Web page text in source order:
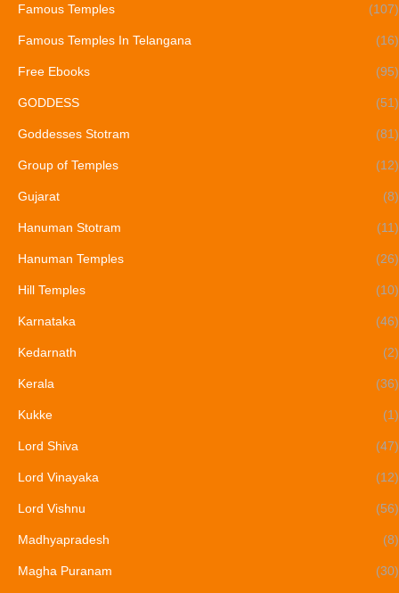
Famous Temples (107)
Famous Temples In Telangana (16)
Free Ebooks (95)
GODDESS (51)
Goddesses Stotram (81)
Group of Temples (12)
Gujarat (8)
Hanuman Stotram (11)
Hanuman Temples (26)
Hill Temples (10)
Karnataka (46)
Kedarnath (2)
Kerala (36)
Kukke (1)
Lord Shiva (47)
Lord Vinayaka (12)
Lord Vishnu (56)
Madhyapradesh (8)
Magha Puranam (30)